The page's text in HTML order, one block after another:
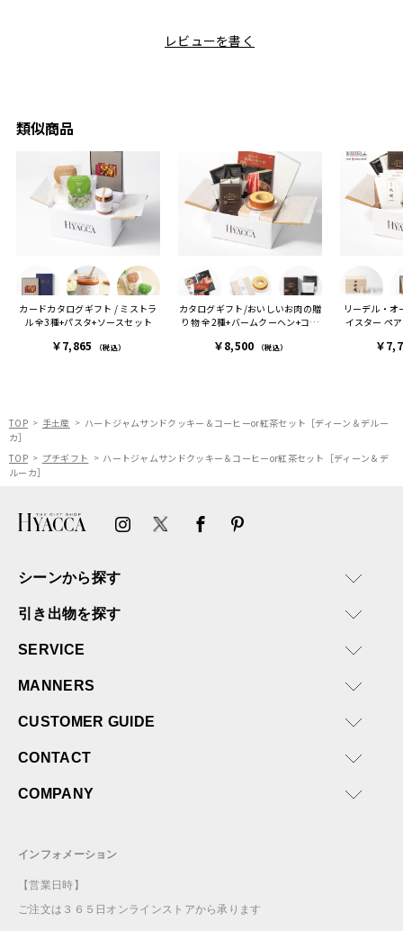
と大好きなカレーのセット
ちらも大変気に入ったと写
った時は、HYACCAギフト
を選んでよかったし他の友
人にもお勧めしたいと感じ
ました。
ルアドレスを誤って入力し
登録してログインできなく
困った際にも、迅速に回答
連絡があり大変助かりまし
利です。洗い物も減って一
で、いい思い出になりまし
た。
ヒー
す。
レビューを書く
類似商品
カードカタログギフト / ミストラ
ル 全3種+パスタ+ソースセット
￥7,865 （税込）
カタログギフト/おいしいお肉の贈
り物 全2種+バームクーヘン+コー
￥8,500 （税込）
リーデル・
イスター ペ
￥
TOP 手土産
ハートジャムサンドクッキー＆コーヒーor紅茶セット［ディーン＆デルー
カ］
TOP
プチギフト
ハートジャムサンドクッキー＆コーヒーor紅茶セット［ディーン＆デ
ルーカ］
シーンから探す
引き出物を探す
SERVICE
MANNERS
CUSTOMER GUIDE
CONTACT
COMPANY
インフォメーション
【営業日時】
ご注文は３６５日オンラインストアから承ります